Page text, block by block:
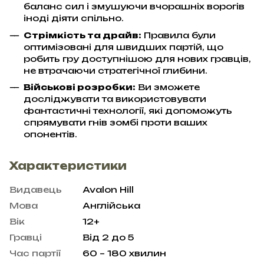
баланс сил і змушуючи вчорашніх ворогів
іноді діяти спільно.
Стрімкість та драйв: Правила були
оптимізовані для швидших партій, що
робить гру доступнішою для нових гравців,
не втрачаючи стратегічної глибини.
Військові розробки: Ви зможете
досліджувати та використовувати
фантастичні технології, які допоможуть
спрямувати гнів зомбі проти ваших
опонентів.
Характеристики
Видавець
Avalon Hill
Мова
Англійська
Вік
12+
Гравці
Від 2 до 5
Час партії
60 – 180 хвилин